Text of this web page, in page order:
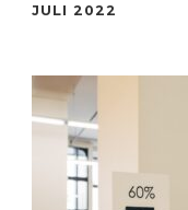
JULI 2022